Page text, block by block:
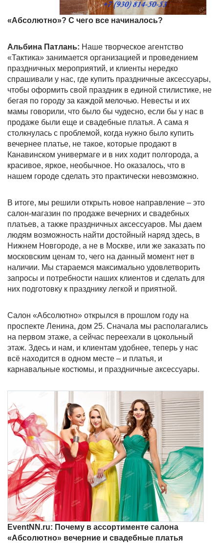
«Абсолютно»? С чего все начиналось?
Альбина Патлань: Наше творческое агентство
«Тактика» занимается организацией и проведением
праздничных мероприятий, и клиенты нередко
спрашивали у нас, где купить праздничные аксессуары,
чтобы оформить свой праздник в единой стилистике, не
бегая по городу за каждой мелочью. Невесты и их
мамы говорили, что было бы чудесно, если бы у нас в
продаже были еще и свадебные платья. А сама я
столкнулась с проблемой, когда нужно было купить
вечернее платье, не такое, которые продают в
Канавинском универмаге и в них ходит полгорода, а
красивое, яркое, необычное. Но оказалось, что в
нашем городе сделать это практически невозможно.
В итоге, мы решили открыть новое направление – это
салон-магазин по продаже вечерних и свадебных
платьев, а также праздничных аксессуаров. Мы даем
людям возможность найти достойный наряд здесь, в
Нижнем Новгороде, а не в Москве, или же заказать по
московским ценам то, чего на данный момент нет в
наличии. Мы стараемся максимально удовлетворить
запросы и потребности наших клиентов и сделать для
них подготовку к празднику легкой и приятной.
Салон «Абсолютно» открылся в прошлом году на
проспекте Ленина, дом 25. Сначала мы располагались
на первом этаже, а сейчас переехали в цокольный
этаж. Здесь и нам, и клиентам удобнее, теперь у нас
всё находится в одном месте – и платья, и
карнавальные костюмы, и праздничные аксессуары.
EventNN.ru: Почему в ассортименте салона
«Абсолютно» вечерние и свадебные платья